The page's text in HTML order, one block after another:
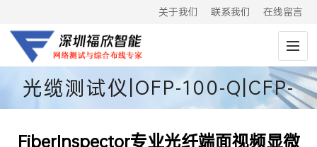
关于我们 联系我们 在线留言
光缆测试仪|OFP-100-Q|CFP-
100-Q
FiberInspector专业光纤端面视频显微